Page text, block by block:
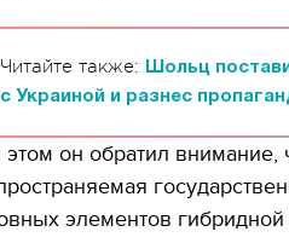
Читайте также:
Шольц
с Украиной и разнес
он обратил внимание,
элементов